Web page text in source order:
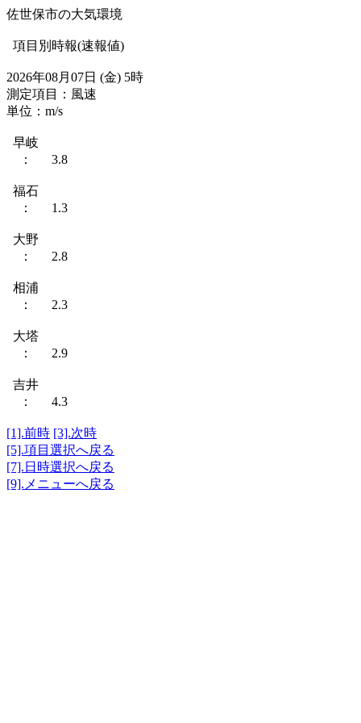
佐世保市の大気環境
項目別時報(速報値)
2026年08月07日 (金) 5時
測定項目：風速
単位：m/s
早岐
： 3.8
福石
： 1.3
大野
： 2.8
相浦
： 2.3
大塔
： 2.9
吉井
： 4.3
[1].前時 [3].次時
[5].項目選択へ戻る
[7].日時選択へ戻る
[9].メニューへ戻る